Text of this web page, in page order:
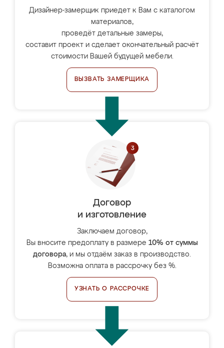
Дизайнер-замерщик приедет к Вам с каталогом
материалов,
проведёт детальные замеры,
составит проект и сделает окончательный расчёт
стоимости Вашей будущей мебели.
ВЫЗВАТЬ ЗАМЕРЩИКА
Договор
и изготовление
Заключаем договор,
Вы вносите предоплату в размере 10% от суммы
договора, и мы отдаём заказ в производство.
Возможна оплата в рассрочку без %.
УЗНАТЬ О РАССРОЧКЕ